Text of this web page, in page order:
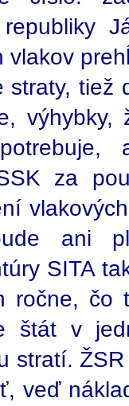
vlakov
straty, tiež
výhybky,
za
ani
SITA
ročne, čo
štát v
stratí.
veď